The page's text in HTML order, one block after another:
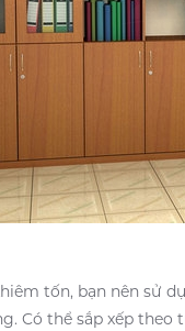
tốn, bạn nên sử
Có thể sắp xếp